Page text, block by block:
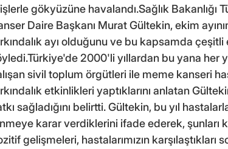
gökyüzüne havalandı.Sağlık Bakanlığı
Daire Başkanı Murat Gültekin, ekim
ayı olduğunu ve bu kapsamda
2000'li yıllardan bu yana her
sivil toplum örgütleri ile meme kanseri
etkinlikleri yaptıklarını anlatan
sağladığını belirtti. Gültekin, bu yıl
karar verdiklerini ifade ederek, şunları
gelişmeleri, hastalarımızın karşılaştıkları